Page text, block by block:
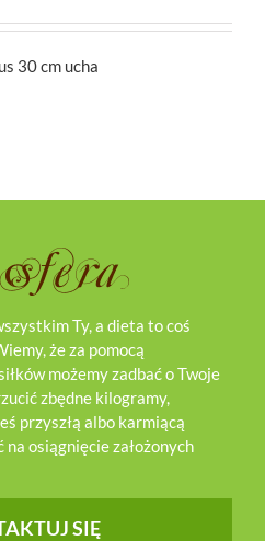
30 cm ucha
Ty, a dieta to coś
że za pomocą
możemy zadbać o Twoje
zbędne kilogramy,
przyszłą albo karmiącą
na osiągnięcie założonych
SIĘ